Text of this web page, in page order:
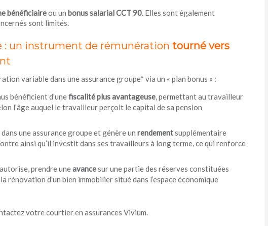
bénéficiaireou un bonus salarial CCT 90. Elles sont également
sont limités.
: un instrument de rémunération tourné vers
variable dans une assurance groupe* via un « plan bonus » :
bénéficient d’unefiscalité plus avantageuse, permettant au travailleur
l’âge auquel le travailleur perçoit le capital de sa pension
une assurance groupe et génère un rendementsupplémentaire
ainsi qu’il investit dans ses travailleurs à long terme, ce qui renforce
prendre uneavancesur une partie des réserves constituées
rénovation d’un bien immobilier situé dans l’espace économique
votre courtier en assurances Vivium.